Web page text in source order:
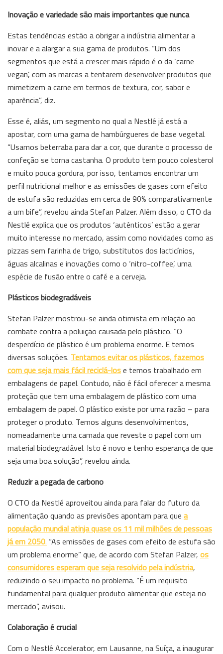
Inovação e variedade são mais importantes que nunca
Estas tendências estão a obrigar a indústria alimentar a
inovar e a alargar a sua gama de produtos. “Um dos
segmentos que está a crescer mais rápido é o da ‘carne
vegan’, com as marcas a tentarem desenvolver produtos que
mimetizem a carne em termos de textura, cor, sabor e
aparência”, diz.
Esse é, aliás, um segmento no qual a Nestlé já está a
apostar, com uma gama de hambúrgueres de base vegetal.
“Usamos beterraba para dar a cor, que durante o processo de
confeção se torna castanha. O produto tem pouco colesterol
e muito pouca gordura, por isso, tentamos encontrar um
perfil nutricional melhor e as emissões de gases com efeito
de estufa são reduzidas em cerca de 90% comparativamente
a um bife”, revelou ainda Stefan Palzer. Além disso, o CTO da
Nestlé explica que os produtos ‘autênticos’ estão a gerar
muito interesse no mercado, assim como novidades como as
pizzas sem farinha de trigo, substitutos dos lacticínios,
águas alcalinas e inovações como o ‘nitro-coffee’, uma
espécie de fusão entre o café e a cerveja.
Plásticos biodegradáveis
Stefan Palzer mostrou-se ainda otimista em relação ao
combate contra a poluição causada pelo plástico. “O
desperdício de plástico é um problema enorme. E temos
diversas soluções. Tentamos evitar os plásticos, fazemos
com que seja mais fácil reciclá-lose temos trabalhado em
embalagens de papel. Contudo, não é fácil oferecer a mesma
proteção que tem uma embalagem de plástico com uma
embalagem de papel. O plástico existe por uma razão – para
proteger o produto. Temos alguns desenvolvimentos,
nomeadamente uma camada que reveste o papel com um
material biodegradável. Isto é novo e tenho esperança de que
seja uma boa solução”, revelou ainda.
Reduzir a pegada de carbono
O CTO da Nestlé aproveitou ainda para falar do futuro da
alimentação quando as previsões apontam para que a
população mundial atinja quase os 11 mil milhões de pessoas
já em 2050. “As emissões de gases com efeito de estufa são
um problema enorme” que, de acordo com Stefan Palzer, os
consumidores esperam que seja resolvido pela indústria,
reduzindo o seu impacto no problema. “É um requisito
fundamental para qualquer produto alimentar que esteja no
mercado”, avisou.
Colaboração é crucial
Com o Nestlé Accelerator, em Lausanne, na Suíça, a inaugurar